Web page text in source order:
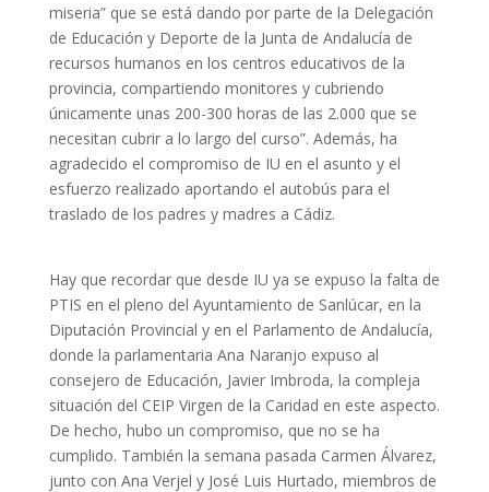
miseria” que se está dando por parte de la Delegación
de Educación y Deporte de la Junta de Andalucía de
recursos humanos en los centros educativos de la
provincia, compartiendo monitores y cubriendo
únicamente unas 200-300 horas de las 2.000 que se
necesitan cubrir a lo largo del curso”. Además, ha
agradecido el compromiso de IU en el asunto y el
esfuerzo realizado aportando el autobús para el
traslado de los padres y madres a Cádiz.
Hay que recordar que desde IU ya se expuso la falta de
PTIS en el pleno del Ayuntamiento de Sanlúcar, en la
Diputación Provincial y en el Parlamento de Andalucía,
donde la parlamentaria Ana Naranjo expuso al
consejero de Educación, Javier Imbroda, la compleja
situación del CEIP Virgen de la Caridad en este aspecto.
De hecho, hubo un compromiso, que no se ha
cumplido. También la semana pasada Carmen Álvarez,
junto con Ana Verjel y José Luis Hurtado, miembros de